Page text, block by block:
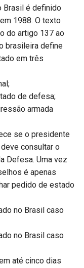
Brasil é definido
1988. O texto
do artigo 137 ao
brasileira define
em três
de defesa;
armada
se o presidente
consultar o
Defesa. Uma vez
é apenas
pedido de estado
no Brasil caso
no Brasil caso
até cinco dias